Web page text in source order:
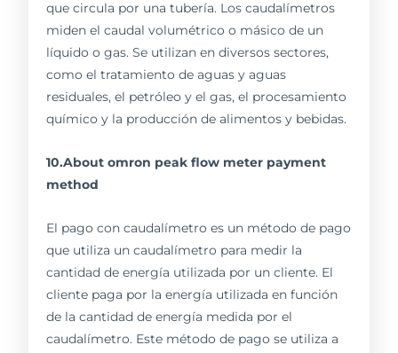
que circula por una tubería. Los caudalímetros
miden el caudal volumétrico o másico de un
líquido o gas. Se utilizan en diversos sectores,
como el tratamiento de aguas y aguas
residuales, el petróleo y el gas, el procesamiento
químico y la producción de alimentos y bebidas.
10.About omron peak flow meter payment
method
El pago con caudalímetro es un método de pago
que utiliza un caudalímetro para medir la
cantidad de energía utilizada por un cliente. El
cliente paga por la energía utilizada en función
de la cantidad de energía medida por el
caudalímetro. Este método de pago se utiliza a